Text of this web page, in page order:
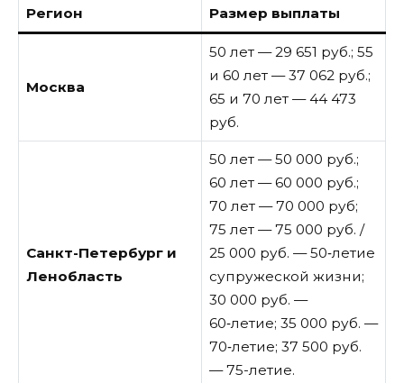
Регион Размер выплаты
Москва
50 лет — 29 651 руб.; 55
и 60 лет — 37 062 руб.;
65 и 70 лет — 44 473
руб.
Санкт-Петербург и
Ленобласть
50 лет — 50 000 руб.;
60 лет — 60 000 руб.;
70 лет — 70 000 руб;
75 лет — 75 000 руб. /
25 000 руб. — 50‑летие
супружеской жизни;
30 000 руб. —
60‑летие; 35 000 руб. —
70‑летие; 37 500 руб.
— 75-летие.